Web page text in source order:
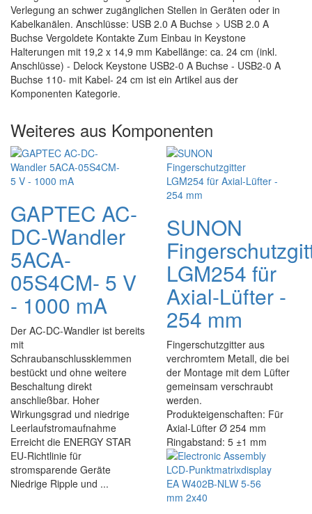
Verlegung an schwer zugänglichen Stellen in Geräten oder in
Kabelkanälen. Anschlüsse: USB 2.0 A Buchse > USB 2.0 A
Buchse Vergoldete Kontakte Zum Einbau in Keystone
Halterungen mit 19,2 x 14,9 mm Kabellänge: ca. 24 cm (inkl.
Anschlüsse) - Delock Keystone USB2-0 A Buchse - USB2-0 A
Buchse 110- mit Kabel- 24 cm ist ein Artikel aus der
Komponenten Kategorie.
Weiteres aus Komponenten
GAPTEC AC-
DC-Wandler
5ACA-
05S4CM- 5 V
- 1000 mA
Der AC-DC-Wandler ist bereits
mit
Schraubanschlussklemmen
bestückt und ohne weitere
Beschaltung direkt
anschließbar. Hoher
Wirkungsgrad und niedrige
Leerlaufstromaufnahme
Erreicht die ENERGY STAR
EU-Richtlinie für
stromsparende Geräte
Niedrige Ripple und ...
SUNON
LGM254 für
Axial-Lüfter -
254 mm
Fingerschutzgitter aus
verchromtem Metall, die bei
der Montage mit dem Lüfter
gemeinsam verschraubt
werden.
Produkteigenschaften: Für
Axial-Lüfter Ø 254 mm
Ringabstand: 5 ±1 mm